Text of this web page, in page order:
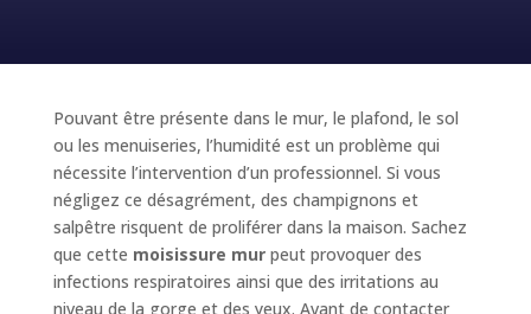
Pouvant être présente dans le mur, le plafond, le sol
ou les menuiseries, l’humidité est un problème qui
nécessite l’intervention d’un professionnel. Si vous
négligez ce désagrément, des champignons et
salpêtre risquent de proliférer dans la maison. Sachez
que cette moisissure murpeut provoquer des
infections respiratoires ainsi que des irritations au
niveau de la gorge et des yeux. Avant de contacter